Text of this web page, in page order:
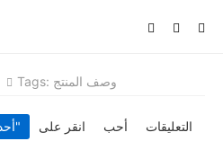
Tags: وصف المنتج
"(ترتيب تنازلي)" انقر على أحب التعليقات